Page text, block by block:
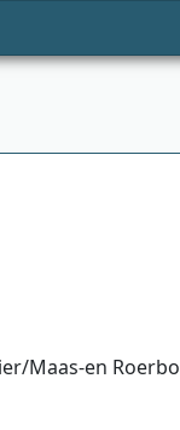
Maas-en